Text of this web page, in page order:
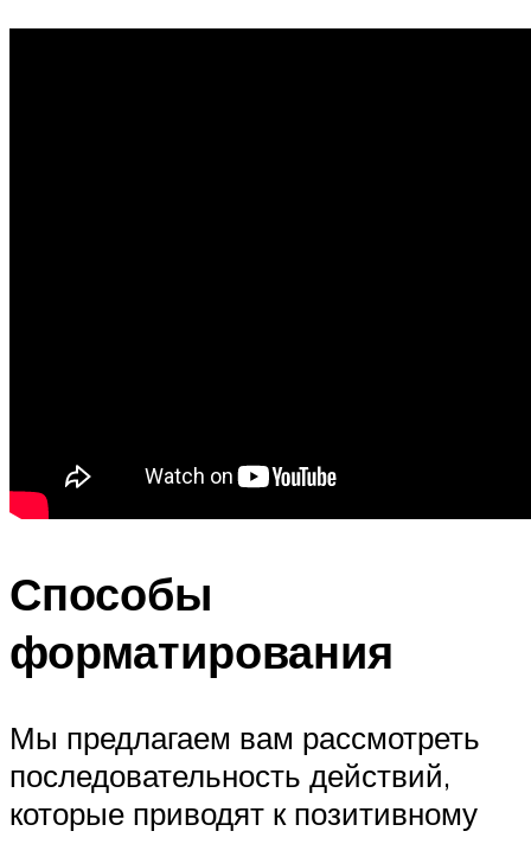
Способы
форматирования
Мы предлагаем вам рассмотреть
последовательность действий,
которые приводят к позитивному